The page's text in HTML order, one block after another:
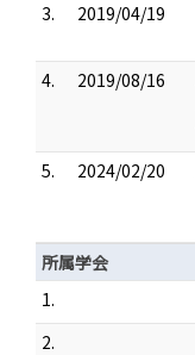
3.
2019/04/19
4.
2019/08/16
5.
2024/02/20
所属学会
1.
2.